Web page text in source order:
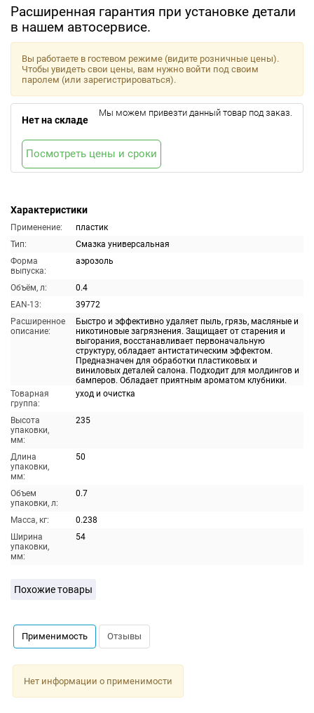
Расширенная гарантия при установке детали
в нашем автосервисе.
Характеристики
Применение:
пластик
Тип:
Смазка универсальная
Форма
выпуска:
аэрозоль
Объём, л:
0.4
EAN-13:
39772
Расширенное
описание:
Быстро и эффективно удаляет пыль, грязь, масляные и
никотиновые загрязнения. Защищает от старения и
выгорания, восстанавливает первоначальную
структуру, обладает антистатическим эффектом.
Предназначен для обработки пластиковых и
виниловых деталей салона. Подходит для молдингов и
бамперов. Обладает приятным ароматом клубники.
Товарная
группа:
уход и очистка
Высота
упаковки,
мм:
235
Длина
упаковки,
мм:
50
Объем
упаковки, л:
0.7
Масса, кг:
0.238
Ширина
упаковки,
мм:
54
Вы работаете в гостевом режиме (видите розничные цены).
Чтобы увидеть свои цены, вам нужно войти под своим
паролем (или зарегистрироваться).
Нет на складе
Мы можем привезти данный товар под заказ.
Посмотреть цены и сроки
Похожие товары
Применимость Отзывы
Нет информации о применимости